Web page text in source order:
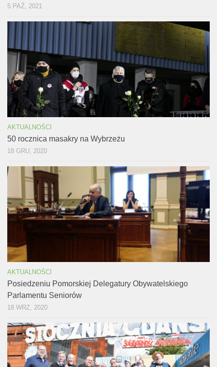
5 PAŹ, 2021
AKTUALNOŚCI
50 rocznica masakry na Wybrzeżu
18 GRU, 2020
AKTUALNOŚCI
Posiedzeniu Pomorskiej Delegatury Obywatelskiego
Parlamentu Seniorów
18 WRZ, 2020